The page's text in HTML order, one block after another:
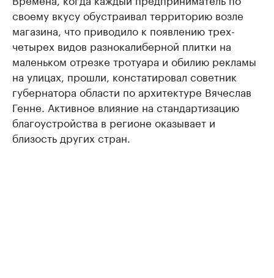
своему вкусу обустраивал территорию возле
магазина, что приводило к появлению трех-
четырех видов разнокалиберной плитки на
маленьком отрезке тротуара и обилию рекламы
на улицах, прошли, констатировал советник
губернатора области по архитектуре Вячеслав
Генне. Активное влияние на стандартизацию
благоустройства в регионе оказывает и
близость других стран.